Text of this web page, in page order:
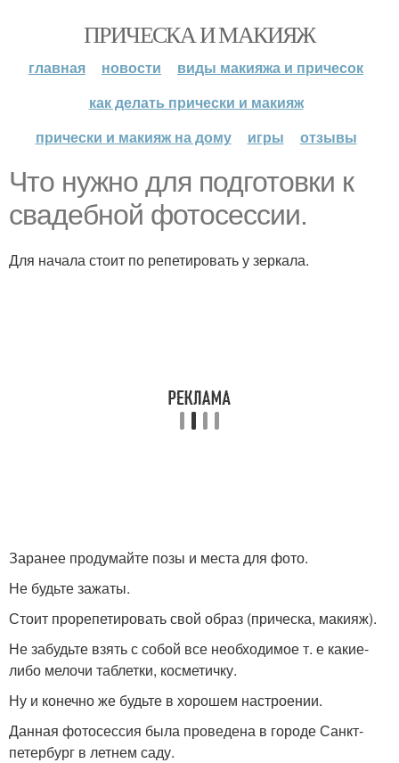
ПРИЧЕСКА И МАКИЯЖ
главная новости
виды макияжа и причесок
как делать прически и макияж
прически и макияж на дому
игры отзывы
Что нужно для подготовки к
свадебной фотосессии.
Для начала стоит по репетировать у зеркала.
Заранее продумайте позы и места для фото.
Не будьте зажаты.
Стоит прорепетировать свой образ (прическа, макияж).
Не забудьте взять с собой все необходимое т. е какие-
либо мелочи таблетки, косметичку.
Ну и конечно же будьте в хорошем настроении.
Данная фотосессия была проведена в городе Санкт-
петербург в летнем саду.